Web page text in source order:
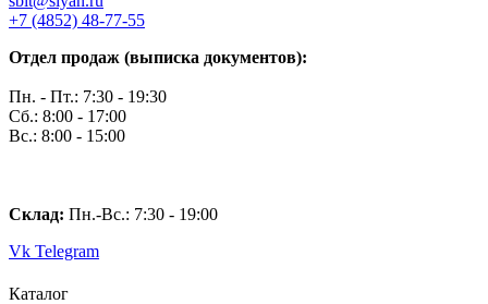
+7 (4852) 48-77-55
Отдел продаж (выписка документов):
Пн. - Пт.: 7:30 - 19:30
Сб.: 8:00 - 17:00
Вс.: 8:00 - 15:00
Склад: Пн.-Вс.: 7:30 - 19:00
Vk Telegram
Каталог